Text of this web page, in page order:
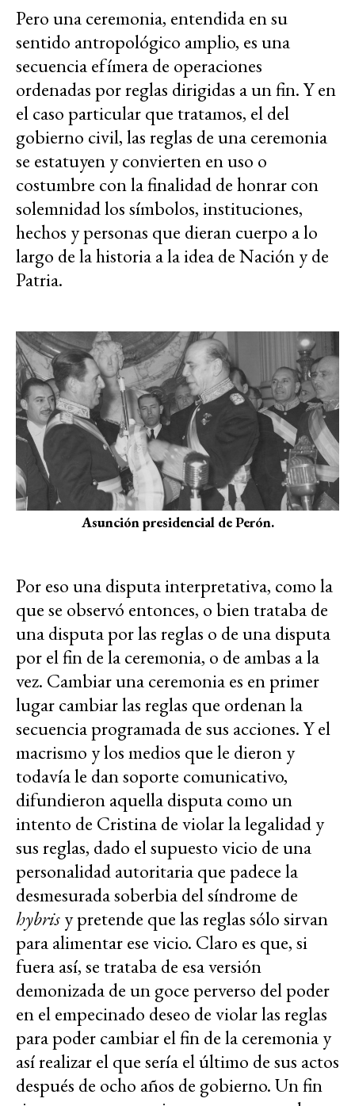
Pero una ceremonia, entendida en su
sentido antropológico amplio, es una
secuencia efímera de operaciones
ordenadas por reglas dirigidas a un fin. Y en
el caso particular que tratamos, el del
gobierno civil, las reglas de una ceremonia
se estatuyen y convierten en uso o
costumbre con la finalidad de honrar con
solemnidad los símbolos, instituciones,
hechos y personas que dieran cuerpo a lo
largo de la historia a la idea de Nación y de
Patria.
Asunción presidencial de Perón.
Por eso una disputa interpretativa, como la
que se observó entonces, o bien trataba de
una disputa por las reglas o de una disputa
por el fin de la ceremonia, o de ambas a la
vez. Cambiar una ceremonia es en primer
lugar cambiar las reglas que ordenan la
secuencia programada de sus acciones. Y el
macrismo y los medios que le dieron y
todavía le dan soporte comunicativo,
difundieron aquella disputa como un
intento de Cristina de violar la legalidad y
sus reglas, dado el supuesto vicio de una
personalidad autoritaria que padece la
desmesurada soberbia del síndrome de
hybrisy pretende que las reglas sólo sirvan
para alimentar ese vicio. Claro es que, si
fuera así, se trataba de esa versión
demonizada de un goce perverso del poder
en el empecinado deseo de violar las reglas
para poder cambiar el fin de la ceremonia y
así realizar el que sería el último de sus actos
después de ocho años de gobierno. Un fin